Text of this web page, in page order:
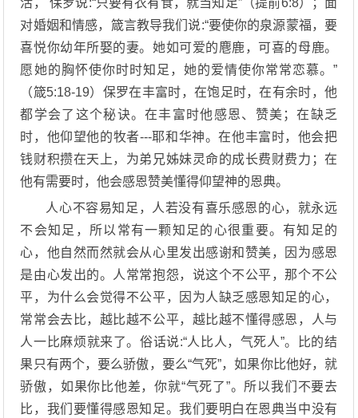
对婚姻和情感，箴言教导我们说:“要使你的泉源蒙福，要
喜悦你幼年所娶的妻。她如可爱的麀鹿，可喜的母鹿。
愿她的胸怀使你时时知足，她的爱情使你常常恋慕。”
（箴5:18-19）保罗在丰富时，在饱足时，在有余时，他
都学会了这个秘诀。在丰富时他感恩、赞美；在缺乏
时，他仰望他的牧者---耶和华神。在他丰富时，他会把
钱财积攒在天上，为弟兄姊妹灵命的成长费财费力；在
他有需要时，他会感恩赞美懂得仰望神的恩典。
人心不容易知足，人若没有喜乐感恩的心，就永远
不会知足，所以常有一颗知足的心很重要。有知足的
心，他自然而然就会从心里发出感谢和赞美，因为感恩
是由心发出的。人常常抱怨，说这个不公平，那个不公
平，为什么会觉得不公平，因为人缺乏感恩知足的心，
常常会去比，越比越不公平，越比越不懂得感恩，人与
人一比麻烦就来了。俗话说:“人比人，气死人”。比的结
果只有两个，要么骄傲，要么“气死”，如果你比他好，就
骄傲，如果你比他差，你就“气死了”。所以我们不要去
比，我们要懂得感恩知足。我们要明白在恩典当中没有